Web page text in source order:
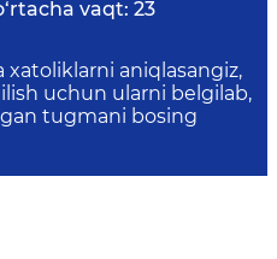
vaqt: 23
xatoliklarni aniqlasangiz,
uchun ularni belgilab,
tugmani bosing